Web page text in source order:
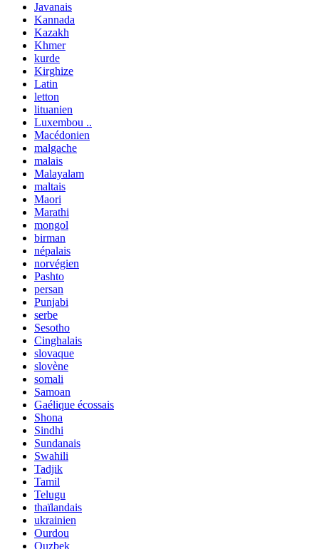
Javanais
Kannada
Kazakh
Khmer
kurde
Kirghize
Latin
letton
lituanien
Luxembou ..
Macédonien
malgache
malais
Malayalam
maltais
Maori
Marathi
mongol
birman
népalais
norvégien
Pashto
persan
Punjabi
serbe
Sesotho
Cinghalais
slovaque
slovène
somali
Samoan
Gaélique écossais
Shona
Sindhi
Sundanais
Swahili
Tadjik
Tamil
Telugu
thaïlandais
ukrainien
Ourdou
Ouzbek